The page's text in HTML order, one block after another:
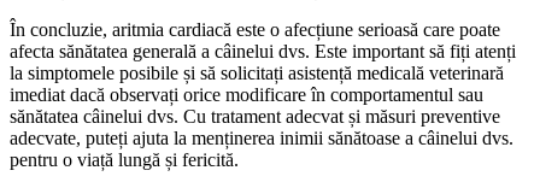
În concluzie, aritmia cardiacă este o afecțiune serioasă care poate
afecta sănătatea generală a câinelui dvs. Este important să fiți atenți
la simptomele posibile și să solicitați asistență medicală veterinară
imediat dacă observați orice modificare în comportamentul sau
sănătatea câinelui dvs. Cu tratament adecvat și măsuri preventive
adecvate, puteți ajuta la menținerea inimii sănătoase a câinelui dvs.
pentru o viață lungă și fericită.